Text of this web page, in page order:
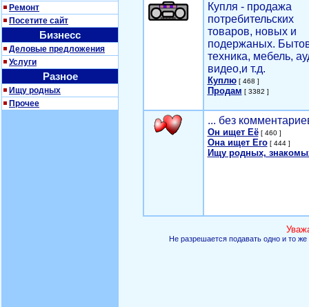
Ремонт
Посетите сайт
Бизнесс
Деловые предложения
Услуги
Разное
Ищу родных
Прочее
Купля - продажа
потребительских
товаров, новых и
подержаных.
техника, мебель,
видео,и т.д.
Куплю[ 468 ]
Продам [ 3382 ]
... без
Он ищет Её[ 460 ]
Она ищет Его[ 444 ]
Ищу родных,
Не разрешается подавать одно и то